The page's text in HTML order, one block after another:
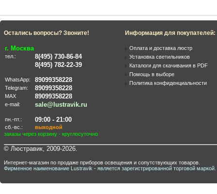
Остались вопросы? Звоните!
г. Москва
тел.:
8(495) 730-86-84
8(495) 782-22-39
WhatsApp: 89099358228
Telegram: 89099358228
MAX 89099358228
e-mail: sale@lustravik.ru
пн.-пт.: 09:00 - 21:00
сб.-вс.:
выходной
заказы через корзину - круглосуточно
Информация для покупателей:
Оплата и доставка люстр
Установка светильников
Каталоги для скачивания в PDF
Помощь в выборе
Политика конфиденциальности
© Люстравик, 2009-2026.
Интернет-магазин по продаже приборов освещения и сопутствующих товаров.
Фирменное наименование Lustravik - является зарегистрированной торговой